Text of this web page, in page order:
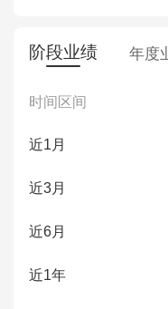
阶段业绩 年度
时间区间
近1月
近3月
近6月
近1年